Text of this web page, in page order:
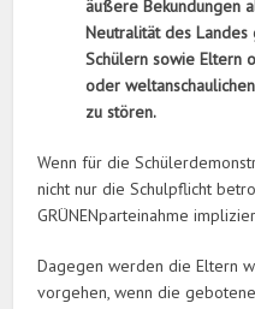
äußere Bekundungen
Neutralität des
Schülern sowie Eltern
oder
zu stören.
Wenn für die
nicht nur die Schulpflicht
GRÜNENparteinahme
Dagegen werden die Eltern
vorgehen, wenn die